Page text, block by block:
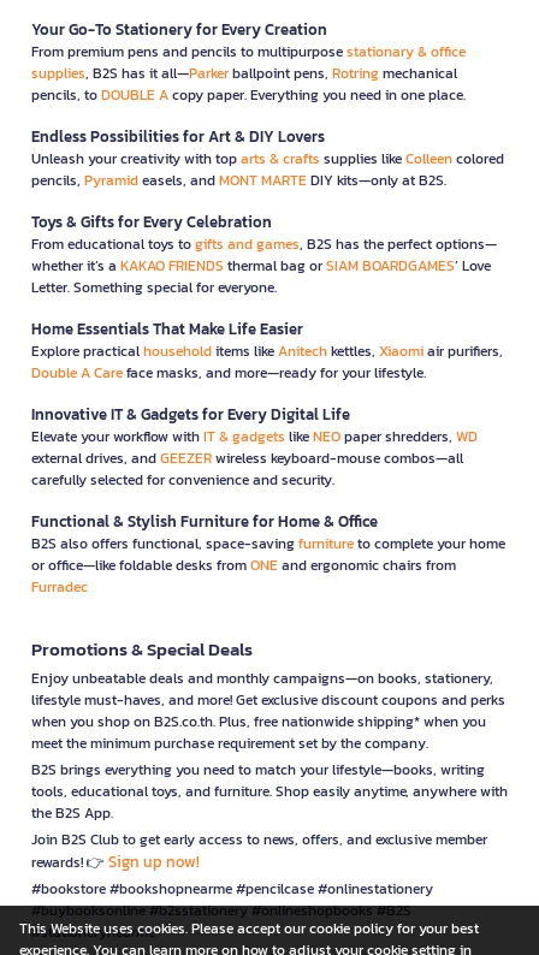
Your Go-To Stationery for Every Creation
From premium pens and pencils to multipurposestationary & office
supplies, B2S has it all—Parkerballpoint pens, Rotringmechanical
pencils, toDOUBLE Acopy paper. Everything you need in one place.
Endless Possibilities for Art & DIY Lovers
Unleash your creativity with toparts & crafts supplies likeColleencolored
pencils, Pyramideasels, andMONT MARTEDIY kits—only at B2S.
Toys & Gifts for Every Celebration
From educational toys togifts and games, B2S has the perfect options—
whether it’s a KAKAO FRIENDS thermal bag orSIAM BOARDGAMES’ Love
Letter. Something special for everyone.
Home Essentials That Make Life Easier
Explore practicalhouseholditems likeAnitechkettles, Xiaomiair purifiers,
Double A Careface masks, and more—ready for your lifestyle.
Innovative IT & Gadgets for Every Digital Life
Elevate your workflow withIT & gadgets likeNEOpaper shredders, WD
external drives, andGEEZERwireless keyboard-mouse combos—all
carefully selected for convenience and security.
Functional & Stylish Furniture for Home & Office
B2S also offers functional, space-savingfurnitureto complete your home
or office—like foldable desks fromONEand ergonomic chairs from
Furradec
Promotions & Special Deals
Enjoy unbeatable deals and monthly campaigns—on books, stationery,
lifestyle must-haves, and more! Get exclusive discount coupons and perks
when you shop on B2S.co.th. Plus, free nationwide shipping* when you
meet the minimum purchase requirement set by the company.
B2S brings everything you need to match your lifestyle—books, writing
tools, educational toys, and furniture. Shop easily anytime, anywhere with
the B2S App.
Join B2S Club to get early access to news, offers, and exclusive member
rewards! 👉 Sign up now!
#bookstore #bookshopnearme #pencilcase #onlinestationery
#buybooksonline #b2sstationery #onlineshopbooks #B2S
#stationerynearme
This Website uses cookies. Please accept our cookie policy for your best
experience. You can learn more on how to adjust your cookie setting in